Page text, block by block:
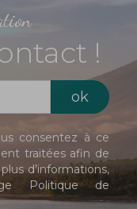
!
consentez à ce
traitées afin de
d’informations,
Politique de